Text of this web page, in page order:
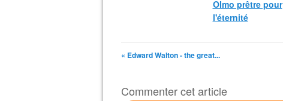
Olmo prêtre pour
l'éternité
« Edward Walton - the great...
Commenter cet article